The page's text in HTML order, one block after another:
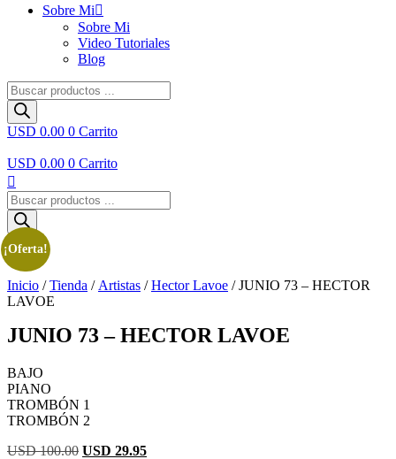
Sobre Mi
Sobre Mi
Video Tutoriales
Blog
Búsqueda
de
productos
USD 0.00 0 Carrito
USD 0.00 0 Carrito
Búsqueda
de
productos
¡Oferta!
Inicio /Tienda / Artistas /Hector Lavoe / JUNIO 73 – HECTOR
LAVOE
JUNIO 73 – HECTOR LAVOE
BAJO
PIANO
TROMBÓN 1
TROMBÓN 2
USD 100.00 El
USD 29.95El